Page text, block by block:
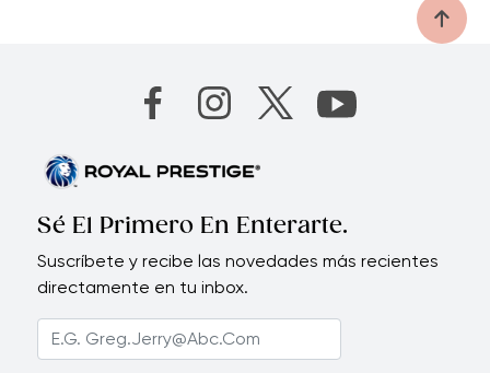
Sé El Primero En Enterarte.
Suscríbete y recibe las novedades más recientes
directamente en tu inbox.